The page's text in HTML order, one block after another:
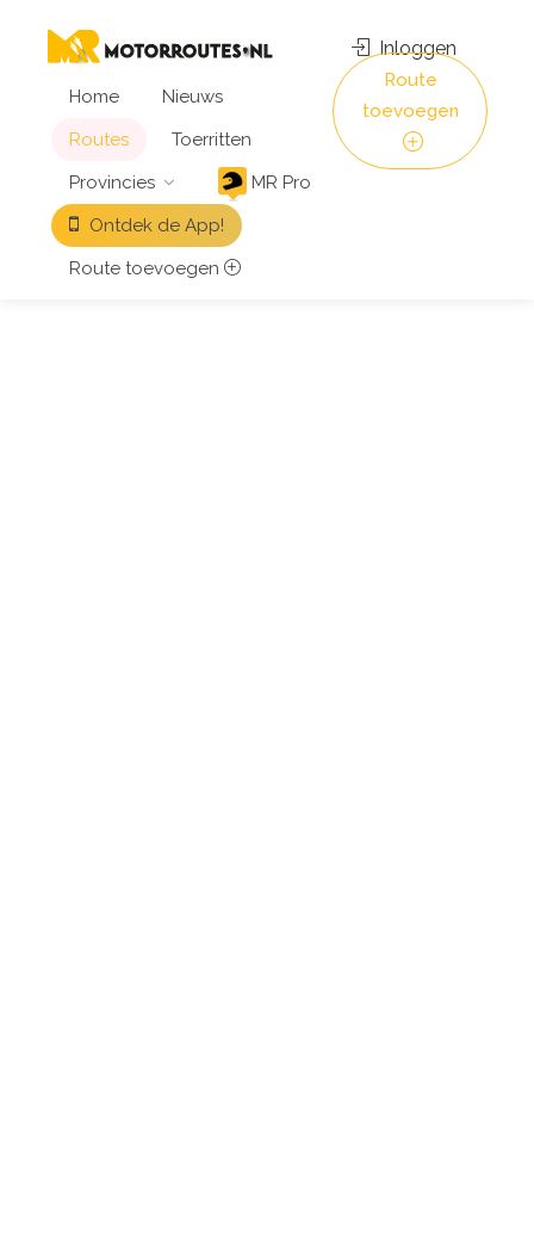
Home
Nieuws
Routes
Toerritten
Provincies
MR Pro
Ontdek de App!
Route toevoegen
Inloggen
Route
toevoegen